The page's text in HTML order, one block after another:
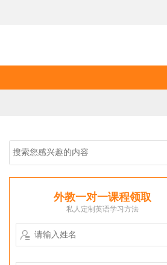
外教一对一课程领取
私人定制英语学习方法
